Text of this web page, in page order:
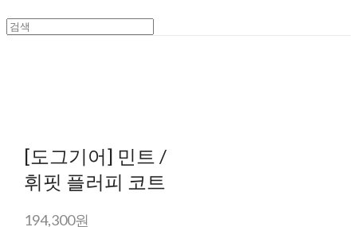
[도그기어] 민트 /
휘핏 플러피 코트
194,300원